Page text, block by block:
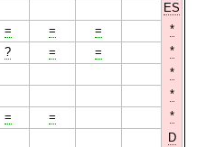
ES
= = =
*
? = =
*
*
*
= =
*
D